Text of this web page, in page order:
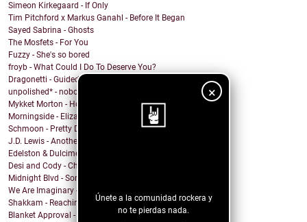
×
Únete a la comunidad rockera y
no te pierdas nada.
Simeon Kirkegaard - If Only
Tim Pitchford x Markus Ganahl - Before It Began
Sayed Sabrina - Ghosts
The Mosfets - For You
Fuzzy - She's so bored
froyb - What Could I Do To Deserve You?
Dragonetti - Guided by Stars
unpolished* - nobody knows
Mykket Morton - Home
Morningside - Elizabeth
Schmoon - Pretty Darn Pretty
J.D. Lewis - Another Life
Edelston & Dulcimer - Call Me (Blondie Cover)
Desi and Cody - Chanticleer
Midnight Blvd - Some other day
We Are Imaginary - Pinkish Hue
Shakkam - Reaching the Skies
Blanket Approval - Hot Sweaty Summer